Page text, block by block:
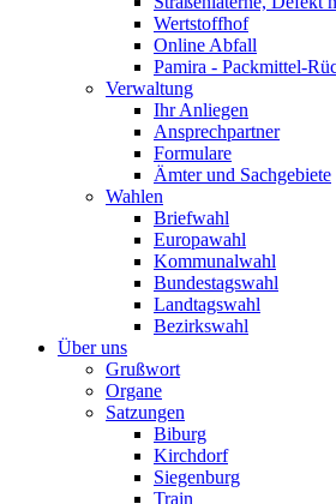
Wertstoffhof
Online Abfall
Pamira - Packmittel-
Verwaltung
Ihr Anliegen
Ansprechpartner
Formulare
Ämter und Sachgebiete
Wahlen
Briefwahl
Europawahl
Kommunalwahl
Bundestagswahl
Landtagswahl
Bezirkswahl
Über uns
Grußwort
Organe
Satzungen
Biburg
Kirchdorf
Siegenburg
Train